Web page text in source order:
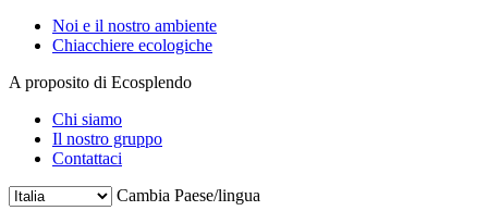
Noi e il nostro ambiente
Chiacchiere ecologiche
A proposito di Ecosplendo
Chi siamo
Il nostro gruppo
Contattaci
Cambia Paese/lingua